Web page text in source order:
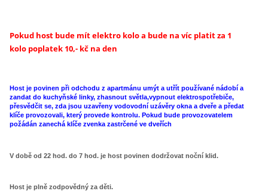
Pokud host bude mít elektro kolo a bude na víc platit za 1
kolo poplatek 10,- kč na den
Host je povinen při odchodu z apartmánu umýt a utřít používané nádobí a
zandat do kuchyňské linky, zhasnout světla,vypnout elektrospotřebiče,
přesvědčit se, zda jsou uzavřeny vodovodní uzávěry okna a dveře a předat
klíče provozovali, který provede kontrolu. Pokud bude provozovatelem
požádán zanechá klíče zvenka zastrčené ve dveřích
V době od 22 hod. do 7 hod. je host povinen dodržovat noční klid.
Host je plně zodpovědný za děti.